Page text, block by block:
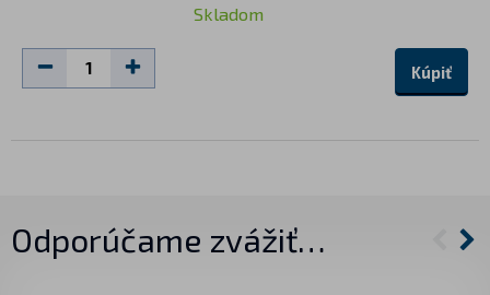
Skladom
Kúpiť
Odporúčame zvážiť…